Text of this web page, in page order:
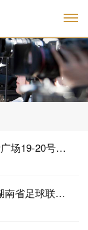
长沙城发商业管理有限公司 南郊生活广场19-20号商铺三次招商公告
贺龙体育场5061-5063包厢2026年度湖南省足球联赛（长沙赛区）观赛权益招商结果公告